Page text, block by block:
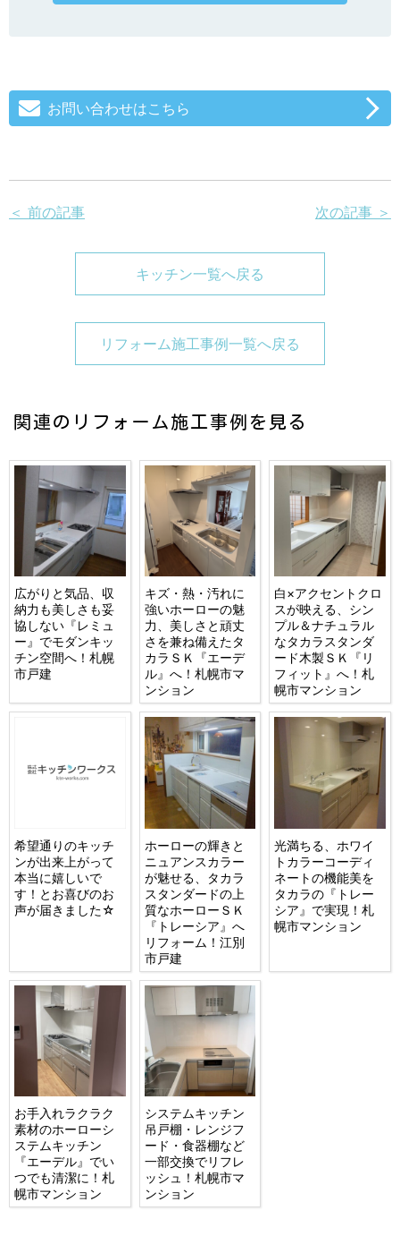
お問い合わせはこちら
＜ 前の記事 次の記事 ＞
キッチン一覧へ戻る
リフォーム施工事例一覧へ戻る
関連のリフォーム施工事例を見る
広がりと気品、収
納力も美しさも妥
協しない『レミュ
ー』でモダンキッ
チン空間へ！札幌
市戸建
キズ・熱・汚れに
強いホーローの魅
力、美しさと頑丈
さを兼ね備えたタ
カラＳＫ『エーデ
ル』へ！札幌市マ
ンション
白×アクセントクロ
スが映える、シン
プル＆ナチュラル
なタカラスタンダ
ード木製ＳＫ『リ
フィット』へ！札
幌市マンション
希望通りのキッチ
ンが出来上がって
本当に嬉しいで
す！とお喜びのお
声が届きました☆
ホーローの輝きと
ニュアンスカラー
が魅せる、タカラ
スタンダードの上
質なホーローＳＫ
『トレーシア』へ
リフォーム！江別
市戸建
光満ちる、ホワイ
トカラーコーディ
ネートの機能美を
タカラの『トレー
シア』で実現！札
幌市マンション
お手入れラクラク
素材のホーローシ
ステムキッチン
『エーデル』でい
つでも清潔に！札
幌市マンション
システムキッチン
吊戸棚・レンジフ
ード・食器棚など
一部交換でリフレ
ッシュ！札幌市マ
ンション